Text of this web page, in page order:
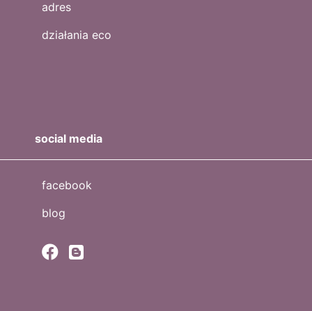
adres
działania eco
social media
facebook
blog